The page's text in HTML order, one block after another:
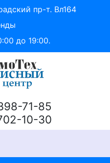
пр-т. Вл164
до 19:00.
71-85
10-30